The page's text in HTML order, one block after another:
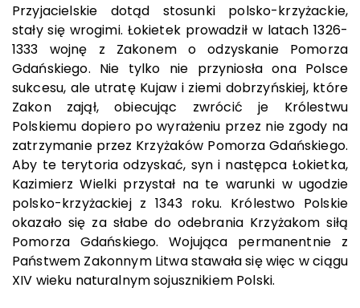
Przyjacielskie dotąd stosunki polsko-krzyżackie,
stały się wrogimi. Łokietek prowadził w latach 1326-
1333 wojnę z Zakonem o odzyskanie Pomorza
Gdańskiego. Nie tylko nie przyniosła ona Polsce
sukcesu, ale utratę Kujaw i ziemi dobrzyńskiej, które
Zakon zajął, obiecując zwrócić je Królestwu
Polskiemu dopiero po wyrażeniu przez nie zgody na
zatrzymanie przez Krzyżaków Pomorza Gdańskiego.
Aby te terytoria odzyskać, syn i następca Łokietka,
Kazimierz Wielki przystał na te warunki w ugodzie
polsko-krzyżackiej z 1343 roku. Królestwo Polskie
okazało się za słabe do odebrania Krzyżakom siłą
Pomorza Gdańskiego. Wojująca permanentnie z
Państwem Zakonnym Litwa stawała się więc w ciągu
XIV wieku naturalnym sojusznikiem Polski.